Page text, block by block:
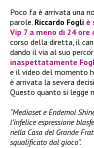
Poco fa è arrivata una
parole. Riccardo Fogli è
Vip 7 a meno di 24 ore
corso della diretta, il
dando il via al suo
inaspettatamente
e il video del momento
è arrivata la severa
Questo quanto si legge
“Mediaset e Endemol
l’infelice espressione
nella Casa del Grande
squalificato dal gioco“.